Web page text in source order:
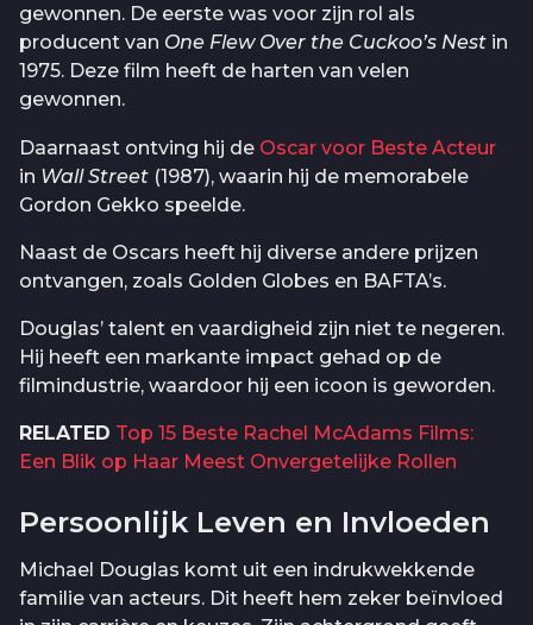
gewonnen. De eerste was voor zijn rol als
producent van One Flew Over the Cuckoo’s Nest in
1975. Deze film heeft de harten van velen
gewonnen.
Daarnaast ontving hij de Oscar voor Beste Acteur
in Wall Street (1987), waarin hij de memorabele
Gordon Gekko speelde.
Naast de Oscars heeft hij diverse andere prijzen
ontvangen, zoals Golden Globes en BAFTA’s.
Douglas’ talent en vaardigheid zijn niet te negeren.
Hij heeft een markante impact gehad op de
filmindustrie, waardoor hij een icoon is geworden.
RELATED Top 15 Beste Rachel McAdams Films:
Een Blik op Haar Meest Onvergetelijke Rollen
Persoonlijk Leven en Invloeden
Michael Douglas komt uit een indrukwekkende
familie van acteurs. Dit heeft hem zeker beïnvloed